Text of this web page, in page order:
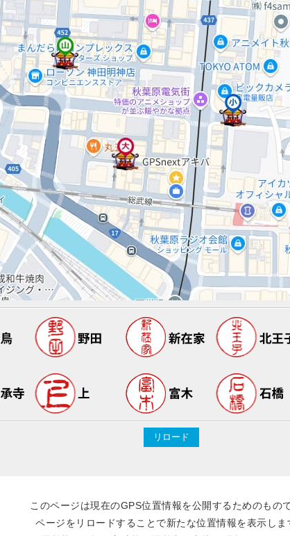
このページは現在のGPS位置情報を公開するためのもので
ページをリロードすることで新たな位置情報を表示しま